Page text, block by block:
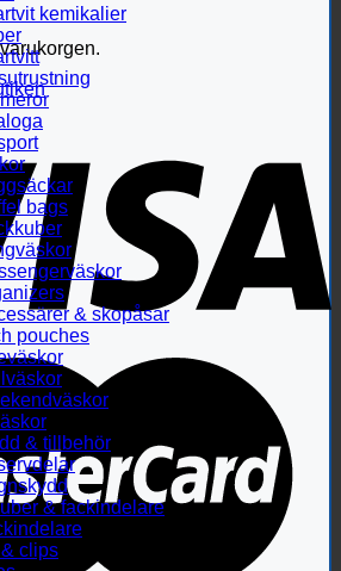
kemikalier
bags
& skopåsar
pouches
& tillbehör
& fackindelare
clips